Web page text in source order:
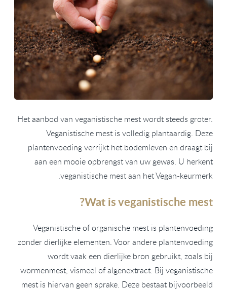
Het aanbod van veganistische mest wordt steeds groter.
Veganistische mest is volledig plantaardig. Deze
plantenvoeding verrijkt het bodemleven en draagt bij
aan een mooie opbrengst van uw gewas. U herkent
veganistische mest aan het Vegan-keurmerk.
Wat is veganistische mest?
Veganistische of organische mest is plantenvoeding
zonder dierlijke elementen. Voor andere plantenvoeding
wordt vaak een dierlijke bron gebruikt, zoals bij
wormenmest, vismeel of algenextract. Bij veganistische
mest is hiervan geen sprake. Deze bestaat bijvoorbeeld